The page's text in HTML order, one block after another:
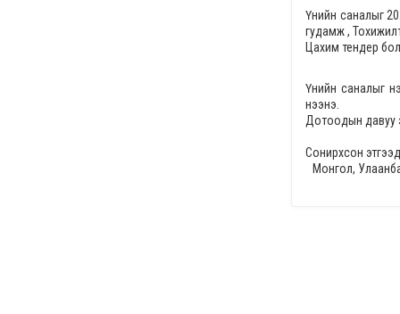
Үнийн саналыг
гудамж ,
Цахим тендер
Үнийн саналыг
нээнэ.
Дотоодын давуу
Сонирхсон
Монгол,